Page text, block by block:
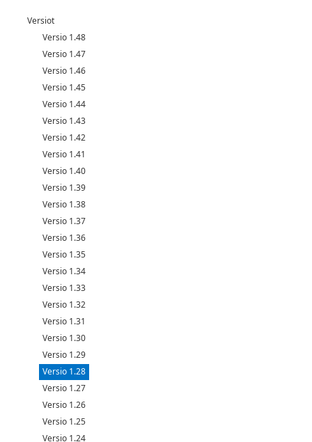
Versiot
Versio 1.48
Versio 1.47
Versio 1.46
Versio 1.45
Versio 1.44
Versio 1.43
Versio 1.42
Versio 1.41
Versio 1.40
Versio 1.39
Versio 1.38
Versio 1.37
Versio 1.36
Versio 1.35
Versio 1.34
Versio 1.33
Versio 1.32
Versio 1.31
Versio 1.30
Versio 1.29
Versio 1.28
Versio 1.27
Versio 1.26
Versio 1.25
Versio 1.24